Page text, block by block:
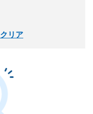
リア